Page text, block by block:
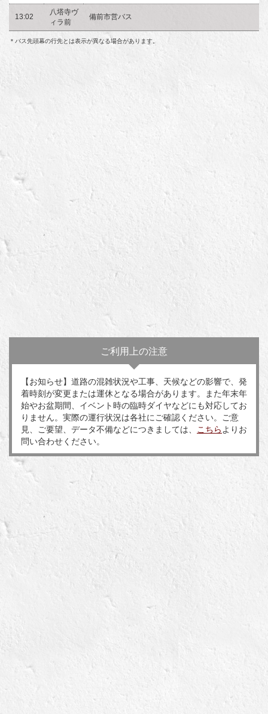
13:02
八塔寺ヴ
ィラ前
備前市営バス
＊バス先頭幕の行先とは表示が異なる場合があります。
ご利用上の注意
【お知らせ】道路の混雑状況や工事、天候などの影響で、発
着時刻が変更または運休となる場合があります。また年末年
始やお盆期間、イベント時の臨時ダイヤなどにも対応してお
りません。実際の運行状況は各社にご確認ください。ご意
見、ご要望、データ不備などにつきましては、
こちら よりお
問い合わせください。